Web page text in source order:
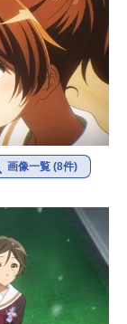
画像一覧 (8件)